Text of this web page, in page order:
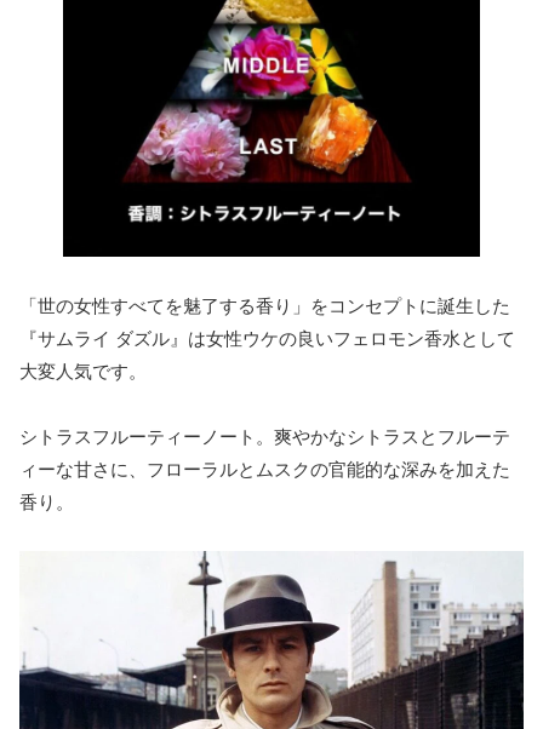
「世の女性すべてを魅了する香り」をコンセプトに誕生した
『サムライ ダズル』は女性ウケの良いフェロモン香水として
大変人気です。
シトラスフルーティーノート。爽やかなシトラスとフルーテ
ィーな甘さに、フローラルとムスクの官能的な深みを加えた
香り。